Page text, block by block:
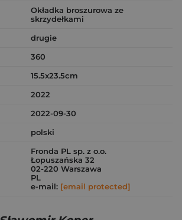
Okładka broszurowa ze
skrzydełkami
drugie
360
15.5x23.5cm
2022
2022-09-30
polski
Fronda PL sp. z o.o.
Łopuszańska 32
02-220 Warszawa
PL
e-mail: [email protected]